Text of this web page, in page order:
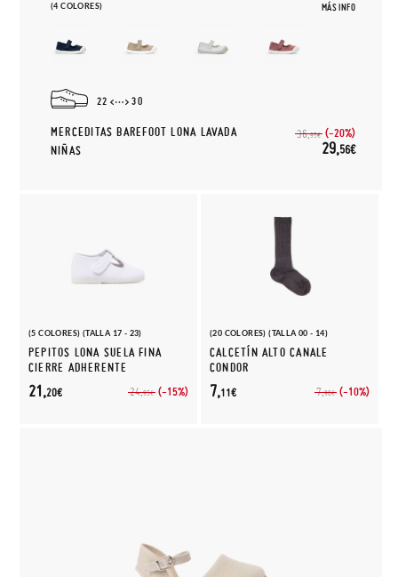
(4 COLORES) MÁS INFO
22 30
MERCEDITAS BAREFOOT LONA LAVADA
NIÑAS
36,95€ (-20%)
29,56€
(5 COLORES) (TALLA 17 - 23)
PEPITOS LONA SUELA FINA
CIERRE ADHERENTE
24,95€ (-15%)
21,20€
(20 COLORES) (TALLA 00 - 14)
CALCETÍN ALTO CANALE
CONDOR
7,90€ (-10%)
7,11€